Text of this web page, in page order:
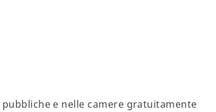
e nelle camere gratuitamente